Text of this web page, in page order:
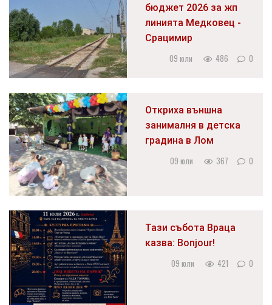
бюджет 2026 за жп
линията Медковец -
Срацимир
09 юли 486 0
Откриха външна
занималня в детска
градина в Лом
09 юли 367 0
Тази събота Враца
казва: Bonjour!
09 юли 421 0